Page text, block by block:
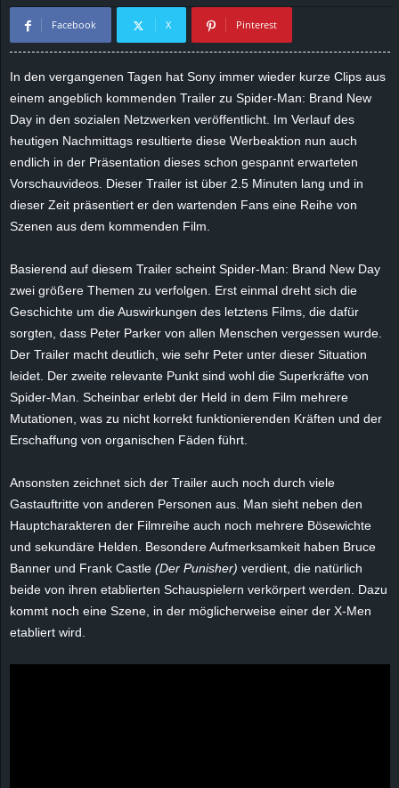
Facebook X Pinterest
In den vergangenen Tagen hat Sony immer wieder kurze Clips aus
einem angeblich kommenden Trailer zu Spider-Man: Brand New
Day in den sozialen Netzwerken veröffentlicht. Im Verlauf des
heutigen Nachmittags resultierte diese Werbeaktion nun auch
endlich in der Präsentation dieses schon gespannt erwarteten
Vorschauvideos. Dieser Trailer ist über 2.5 Minuten lang und in
dieser Zeit präsentiert er den wartenden Fans eine Reihe von
Szenen aus dem kommenden Film.
Basierend auf diesem Trailer scheint Spider-Man: Brand New Day
zwei größere Themen zu verfolgen. Erst einmal dreht sich die
Geschichte um die Auswirkungen des letztens Films, die dafür
sorgten, dass Peter Parker von allen Menschen vergessen wurde.
Der Trailer macht deutlich, wie sehr Peter unter dieser Situation
leidet. Der zweite relevante Punkt sind wohl die Superkräfte von
Spider-Man. Scheinbar erlebt der Held in dem Film mehrere
Mutationen, was zu nicht korrekt funktionierenden Kräften und der
Erschaffung von organischen Fäden führt.
Ansonsten zeichnet sich der Trailer auch noch durch viele
Gastauftritte von anderen Personen aus. Man sieht neben den
Hauptcharakteren der Filmreihe auch noch mehrere Bösewichte
und sekundäre Helden. Besondere Aufmerksamkeit haben Bruce
Banner und Frank Castle (Der Punisher) verdient, die natürlich
beide von ihren etablierten Schauspielern verkörpert werden. Dazu
kommt noch eine Szene, in der möglicherweise einer der X-Men
etabliert wird.